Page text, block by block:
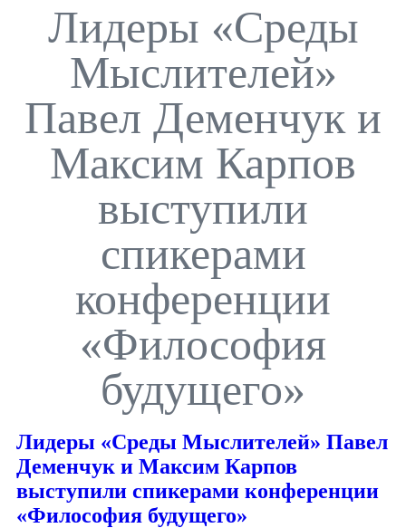
Лидеры «Среды
Мыслителей»
Павел Деменчук и
Максим Карпов
выступили
спикерами
конференции
«Философия
будущего»
Лидеры «Среды Мыслителей» Павел
Деменчук и Максим Карпов
выступили спикерами конференции
«Философия будущего»